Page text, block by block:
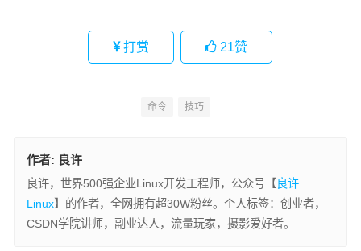
打赏 21赞
命令 技巧
作者: 良许
良许，世界500强企业Linux开发工程师，公众号【良许
Linux】的作者，全网拥有超30W粉丝。个人标签：创业者，
CSDN学院讲师，副业达人，流量玩家，摄影爱好者。